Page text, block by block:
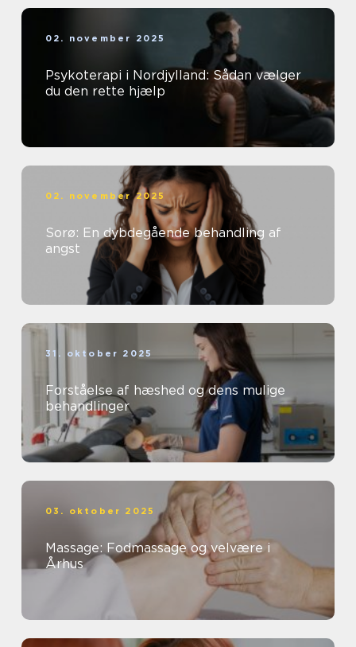
02. november 2025
Psykoterapi i Nordjylland: Sådan vælger
du den rette hjælp
02. november 2025
Sorø: En dybdegående behandling af
angst
31. oktober 2025
Forståelse af hæshed og dens mulige
behandlinger
03. oktober 2025
Massage: Fodmassage og velvære i
Århus